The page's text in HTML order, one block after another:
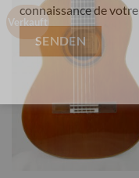
Verkauft
connaissance de votre